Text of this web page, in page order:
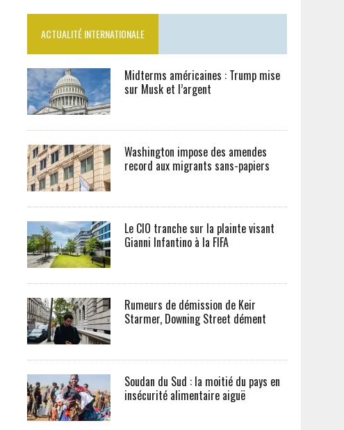
ACTUALITÉ INTERNATIONALE
Midterms américaines : Trump mise
sur Musk et l’argent
Washington impose des amendes
record aux migrants sans-papiers
Le CIO tranche sur la plainte visant
Gianni Infantino à la FIFA
Rumeurs de démission de Keir
Starmer, Downing Street dément
Soudan du Sud : la moitié du pays en
insécurité alimentaire aiguë